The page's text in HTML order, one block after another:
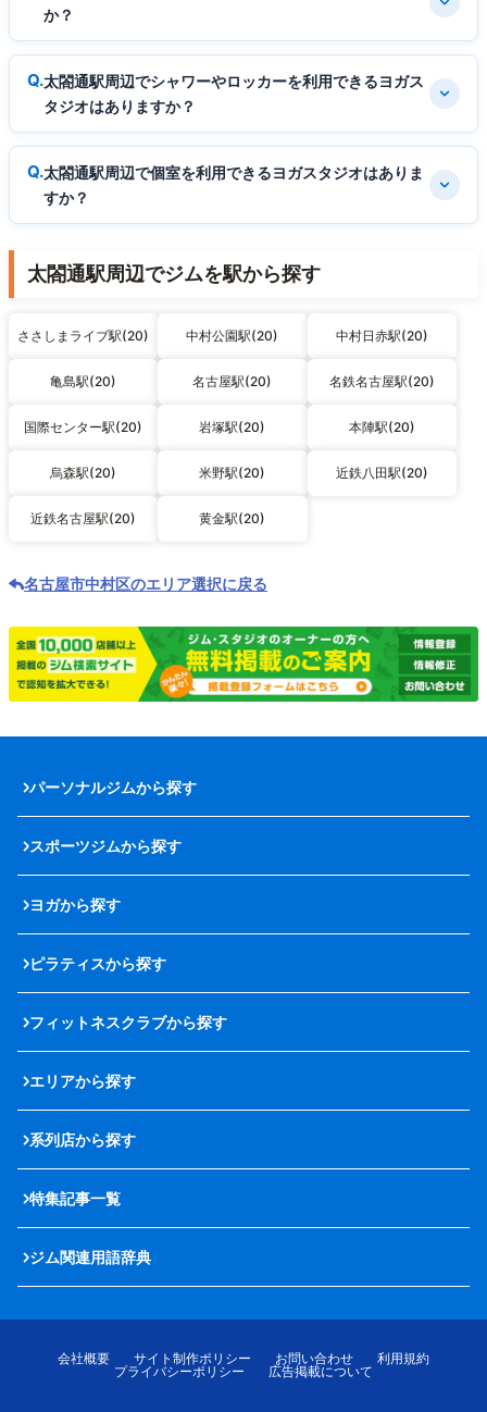
か？
太閤通駅周辺でシャワーやロッカーを利用できるヨガス
タジオはありますか？
太閤通駅周辺で個室を利用できるヨガスタジオはありま
すか？
太閤通駅周辺でジムを駅から探す
ささしまライブ駅(20) 中村公園駅(20) 中村日赤駅(20)
亀島駅(20) 名古屋駅(20) 名鉄名古屋駅(20)
国際センター駅(20) 岩塚駅(20) 本陣駅(20)
烏森駅(20) 米野駅(20) 近鉄八田駅(20)
近鉄名古屋駅(20) 黄金駅(20)
名古屋市中村区のエリア選択に戻る
パーソナルジムから探す
スポーツジムから探す
ヨガから探す
ピラティスから探す
フィットネスクラブから探す
エリアから探す
系列店から探す
特集記事一覧
ジム関連用語辞典
会社概要 サイト制作ポリシー お問い合わせ
利用規約
プライバシーポリシー
広告掲載について